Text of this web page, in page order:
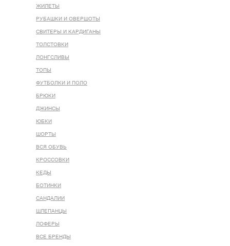
ЖИЛЕТЫ
РУБАШКИ И ОВЕРШОТЫ
СВИТЕРЫ И КАРДИГАНЫ
ТОЛСТОВКИ
ЛОНГСЛИВЫ
ТОПЫ
ФУТБОЛКИ И ПОЛО
БРЮКИ
ДЖИНСЫ
ЮБКИ
ШОРТЫ
ВСЯ ОБУВЬ
КРОССОВКИ
КЕДЫ
БОТИНКИ
САНДАЛИИ
ШЛЕПАНЦЫ
ЛОФЕРЫ
ВСЕ БРЕНДЫ